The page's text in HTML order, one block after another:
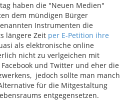
haben die "Neuen Medien"
dem mündigen Bürger
Instrumenten die
längere Zeit per E-Petition ihre
als elektronische online
nicht zu verlgeichen mit
und Twitter und eher die
jedoch sollte man manch
für die Mitgestaltung
entgegensetzen.